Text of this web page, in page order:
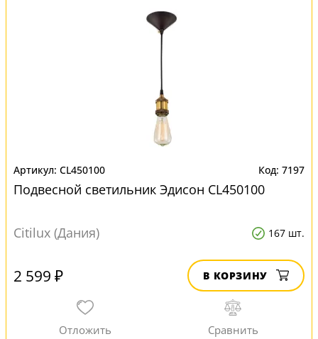
CL450100 7197
Подвесной светильник Эдисон CL450100
Citilux (Дания) 167 шт.
2 599 ₽ В КОРЗИНУ